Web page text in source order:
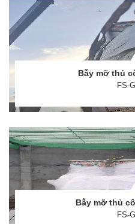
Bẫy mỡ thủ
FS-
Bẫy mỡ thủ
FS-